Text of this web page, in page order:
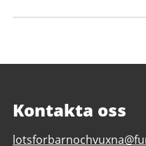
Kontakta oss
E-